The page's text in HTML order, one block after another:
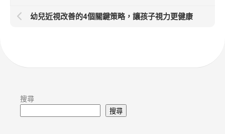
幼兒近視改善的4個關鍵策略，讓孩子視力更健康
搜尋
搜尋